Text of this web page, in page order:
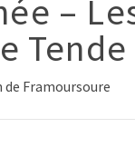
–
Tende
de Framoursoure